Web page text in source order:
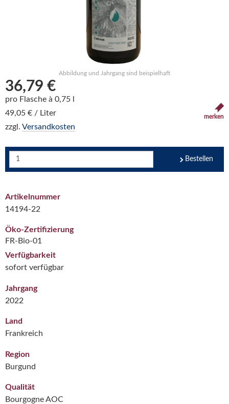
Abbildung und Jahrgang sind beispielhaft
36,79 €
pro Flasche à 0,75 l
49,05 € / Liter
zzgl. Versandkosten
merken
Bestellen
Artikelnummer
14194-22
Öko-Zertifizierung
FR-Bio-01
Verfügbarkeit
sofort verfügbar
Jahrgang
2022
Land
Frankreich
Region
Burgund
Qualität
Bourgogne AOC